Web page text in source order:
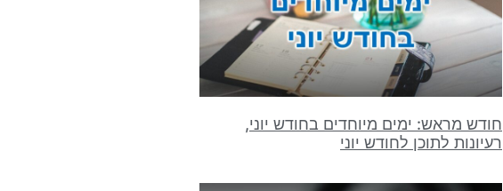
חודש מראש: ימים מיוחדים בחודש יוני,
רעיונות לתוכן לחודש יוני